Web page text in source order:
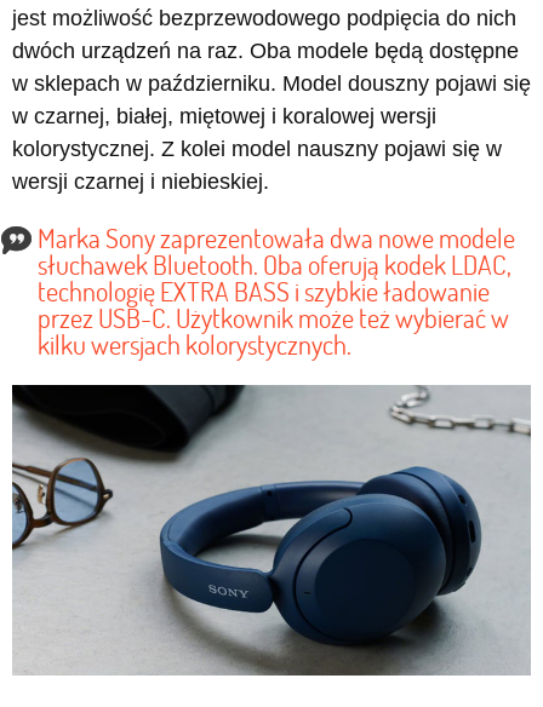
jest możliwość bezprzewodowego podpięcia do nich
dwóch urządzeń na raz. Oba modele będą dostępne
w sklepach w październiku. Model douszny pojawi się
w czarnej, białej, miętowej i koralowej wersji
kolorystycznej. Z kolei model nauszny pojawi się w
wersji czarnej i niebieskiej.
Marka Sony zaprezentowała dwa nowe modele
słuchawek Bluetooth. Oba oferują kodek LDAC,
technologię EXTRA BASS i szybkie ładowanie
przez USB-C. Użytkownik może też wybierać w
kilku wersjach kolorystycznych.